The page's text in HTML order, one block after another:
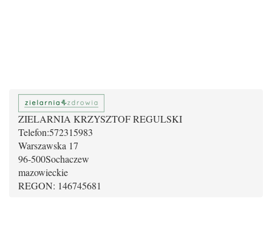
ZIELARNIA KRZYSZTOF REGULSKI
Telefon:572315983
Warszawska 17
96-500Sochaczew
mazowieckie
REGON: 146745681